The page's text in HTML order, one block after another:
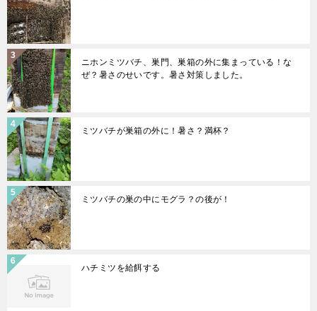
ニホンミツバチ、巣門、巣箱の外に集まっている！な
ぜ？暑さのせいです。暑さ対策しました。
ミツバチが巣箱の外に！暑さ？満杯？
ミツバチの巣の中にモグラ？の後が！
ハチミツを給餌する